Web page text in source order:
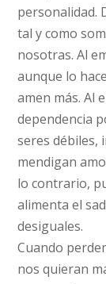
personalidad.
tal y como
nosotras. Al
aunque lo
amen más. Al
dependencia
seres débiles,
mendigan
lo contrario,
alimenta el
desiguales.
Cuando
nos quieran